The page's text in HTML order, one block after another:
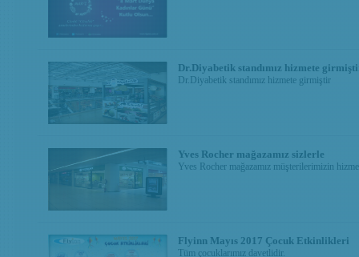
Dr.Diyabetik standımız hizmete
Dr.Diyabetik standımız hizmete girmiştir
Yves Rocher mağazamız sizlerle
Yves Rocher mağazamız müşterilerimizin
Flyinn Mayıs 2017 Çocuk Etkinlikleri
Tüm çocuklarımız davetlidir.